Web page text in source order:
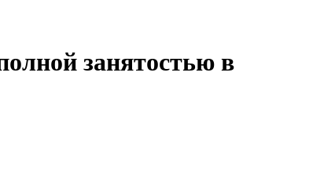
занятостью в